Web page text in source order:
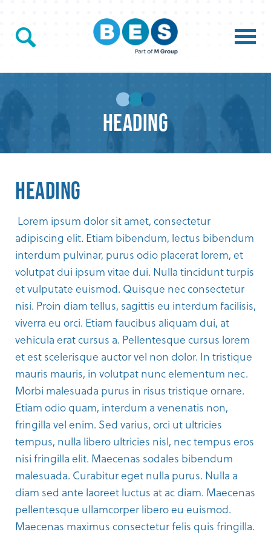
Heading
Heading
Lorem ipsum dolor sit amet, consectetur
adipiscing elit. Etiam bibendum, lectus bibendum
interdum pulvinar, purus odio placerat lorem, et
volutpat dui ipsum vitae dui. Nulla tincidunt turpis
et vulputate euismod. Quisque nec consectetur
nisi. Proin diam tellus, sagittis eu interdum facilisis,
viverra eu orci. Etiam faucibus aliquam dui, at
vehicula erat cursus a. Pellentesque cursus lorem
et est scelerisque auctor vel non dolor. In tristique
mauris mauris, in volutpat nunc elementum nec.
Morbi malesuada purus in risus tristique ornare.
Etiam odio quam, interdum a venenatis non,
fringilla vel enim. Sed varius, orci ut ultricies
tempus, nulla libero ultricies nisl, nec tempus eros
nisi fringilla elit. Maecenas sodales bibendum
malesuada. Curabitur eget nulla purus. Nulla a
diam sed ante laoreet luctus at ac diam. Maecenas
pellentesque ullamcorper libero eu euismod.
Maecenas maximus consectetur felis quis fringilla.